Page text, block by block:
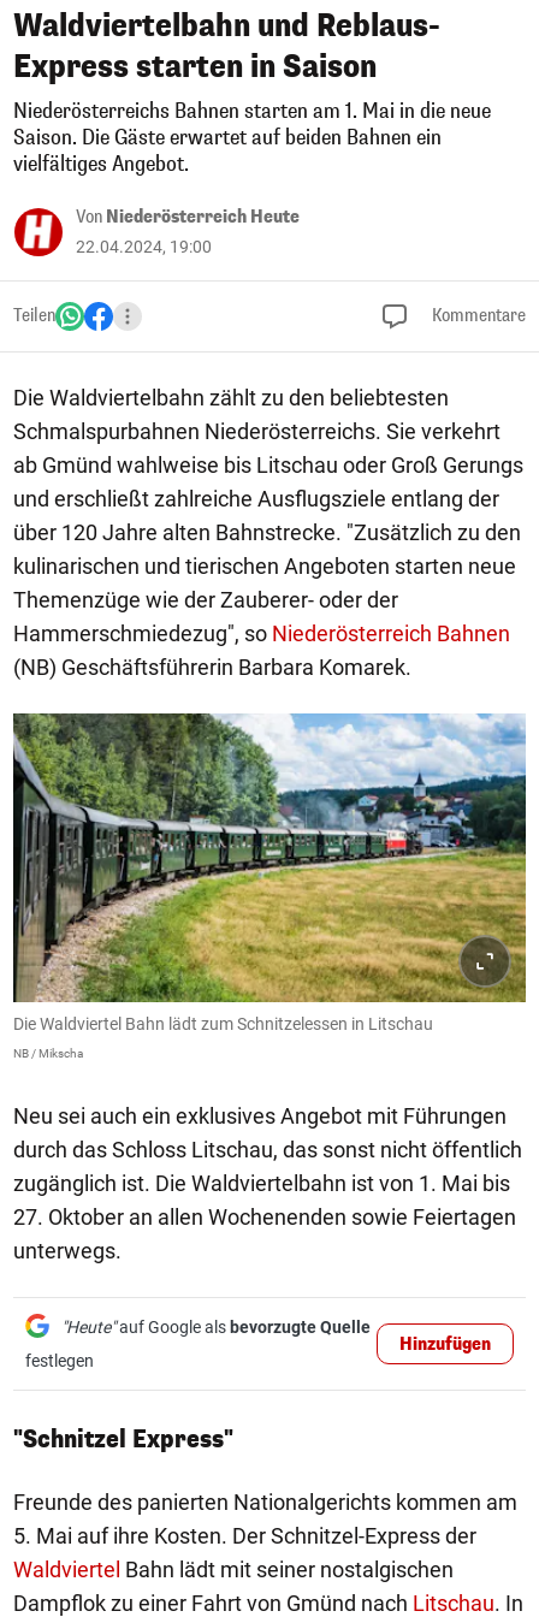
Waldviertelbahn und Reblaus-
Express starten in Saison
Niederösterreichs Bahnen starten am 1. Mai in die neue
Saison. Die Gäste erwartet auf beiden Bahnen ein
vielfältiges Angebot.
Von Niederösterreich Heute
22.04.2024, 19:00
Teilen Kommentare
Die Waldviertelbahn zählt zu den beliebtesten
Schmalspurbahnen Niederösterreichs. Sie verkehrt
ab Gmünd wahlweise bis Litschau oder Groß Gerungs
und erschließt zahlreiche Ausflugsziele entlang der
über 120 Jahre alten Bahnstrecke. "Zusätzlich zu den
kulinarischen und tierischen Angeboten starten neue
Themenzüge wie der Zauberer- oder der
Hammerschmiedezug", so Niederösterreich Bahnen
(NB) Geschäftsführerin Barbara Komarek.
Die Waldviertel Bahn lädt zum Schnitzelessen in Litschau
NB / Mikscha
Neu sei auch ein exklusives Angebot mit Führungen
durch das Schloss Litschau, das sonst nicht öffentlich
zugänglich ist. Die Waldviertelbahn ist von 1. Mai bis
27. Oktober an allen Wochenenden sowie Feiertagen
unterwegs.
"Heute"auf Google als bevorzugte Quelle
festlegen
Hinzufügen
"Schnitzel Express"
Freunde des panierten Nationalgerichts kommen am
5. Mai auf ihre Kosten. Der Schnitzel-Express der
Waldviertel Bahn lädt mit seiner nostalgischen
Dampflok zu einer Fahrt von Gmünd nach Litschau. In